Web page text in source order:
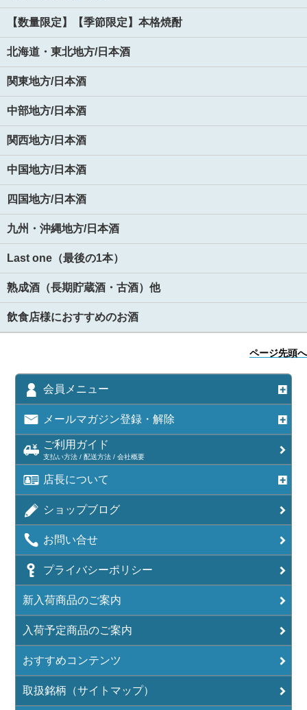
【数量限定】【季節限定】本格焼酎
北海道・東北地方/日本酒
関東地方/日本酒
中部地方/日本酒
関西地方/日本酒
中国地方/日本酒
四国地方/日本酒
九州・沖縄地方/日本酒
Last one（最後の1本）
熟成酒（長期貯蔵酒・古酒）他
飲食店様におすすめのお酒
ページ先頭へ
会員メニュー
メールマガジン登録・解除
ご利用ガイド
支払い方法 / 配送方法 / 会社概要
店長について
ショップブログ
お問い合せ
プライバシーポリシー
新入荷商品のご案内
入荷予定商品のご案内
おすすめコンテンツ
取扱銘柄（サイトマップ）